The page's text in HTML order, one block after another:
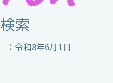
索
：令和8年6月1日